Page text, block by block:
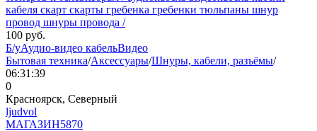
кабеля скарт скарты гребенка гребенки тюльпаны шнур
провод шнуры провода /
100 руб.
Б/уАудио-видео кабельВидео
Бытовая техника/Аксессуары/Шнуры, кабели, разъёмы/
06:31:39
0
Красноярск, Северный
ljudvol
МАГАЗИН5870